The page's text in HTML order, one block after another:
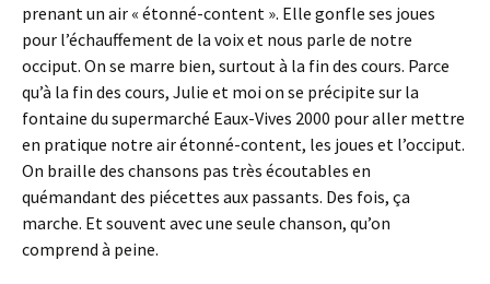
prenant un air « étonné-content ». Elle gonfle ses joues
pour l’échauffement de la voix et nous parle de notre
occiput. On se marre bien, surtout à la fin des cours. Parce
qu’à la fin des cours, Julie et moi on se précipite sur la
fontaine du supermarché Eaux-Vives 2000 pour aller mettre
en pratique notre air étonné-content, les joues et l’occiput.
On braille des chansons pas très écoutables en
quémandant des piécettes aux passants. Des fois, ça
marche. Et souvent avec une seule chanson, qu’on
comprend à peine.